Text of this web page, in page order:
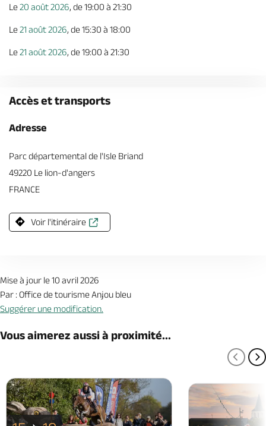
Le20 août 2026, de 19:00 à 21:30
Le21 août 2026, de 15:30 à 18:00
Le21 août 2026, de 19:00 à 21:30
Accès et transports
Adresse
Parc départemental de l'Isle Briand
49220 Le lion-d'angers
FRANCE
Voir l'itinéraire
Mise à jour le 10 avril 2026
Par : Office de tourisme Anjou bleu
Suggérer une modification.
Vous aimerez aussi à proximité...